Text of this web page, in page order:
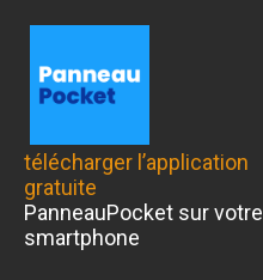
télécharger l’application
gratuite
PanneauPocket sur votre
smartphone